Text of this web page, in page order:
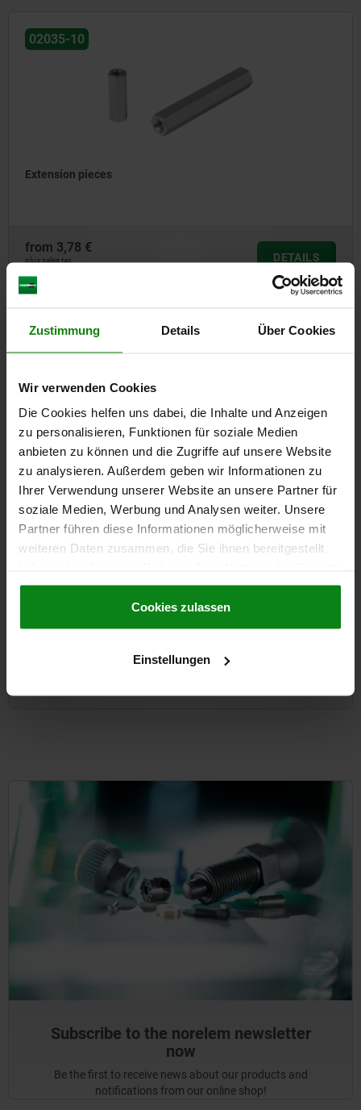
Zustimmung Details Über Cookies
Wir verwenden Cookies
Die Cookies helfen uns dabei, die Inhalte und Anzeigen
zu personalisieren, Funktionen für soziale Medien
anbieten zu können und die Zugriffe auf unsere Website
zu analysieren. Außerdem geben wir Informationen zu
Ihrer Verwendung unserer Website an unsere Partner für
soziale Medien, Werbung und Analysen weiter. Unsere
Partner führen diese Informationen möglicherweise mit
weiteren Daten zusammen, die Sie ihnen bereitgestellt
gesammelt haben.Cookie Richtlinien
Datenschutz|AGB
Cookies zulassen
Einstellungen
02035-10
Extension pieces
from 3,78 €
plus sales tax
DETAILS
entries / page 3 of 3 entries
95033 inch
Subscribe to the norelem newsletter
now
Be the first to receive news about our products and
notifications from our online shop!